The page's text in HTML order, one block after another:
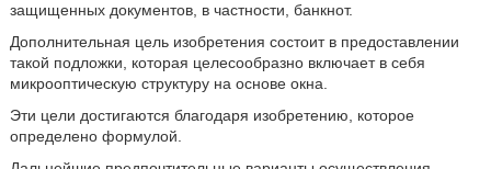
защищенных документов, в частности, банкнот.
Дополнительная цель изобретения состоит в предоставлении
такой подложки, которая целесообразно включает в себя
микрооптическую структуру на основе окна.
Эти цели достигаются благодаря изобретению, которое
определено формулой.